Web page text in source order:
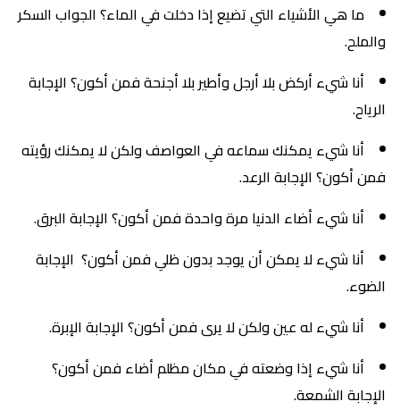
ما هي الأشياء التي تضيع إذا دخلت في الماء؟ الجواب السكر
والملح.
أنا شيء أركض بلا أرجل وأطير بلا أجنحة فمن أكون؟ الإجابة
الرياح.
أنا شيء يمكنك سماعه في العواصف ولكن لا يمكنك رؤيته
فمن أكون؟ الإجابة الرعد.
أنا شيء أضاء الدنيا مرة واحدة فمن أكون؟ الإجابة البرق.
أنا شيء لا يمكن أن يوجد بدون ظلي فمن أكون؟ الإجابة
الضوء.
أنا شيء له عين ولكن لا يرى فمن أكون؟ الإجابة الإبرة.
أنا شيء إذا وضعته في مكان مظلم أضاء فمن أكون؟
الإجابة الشمعة.